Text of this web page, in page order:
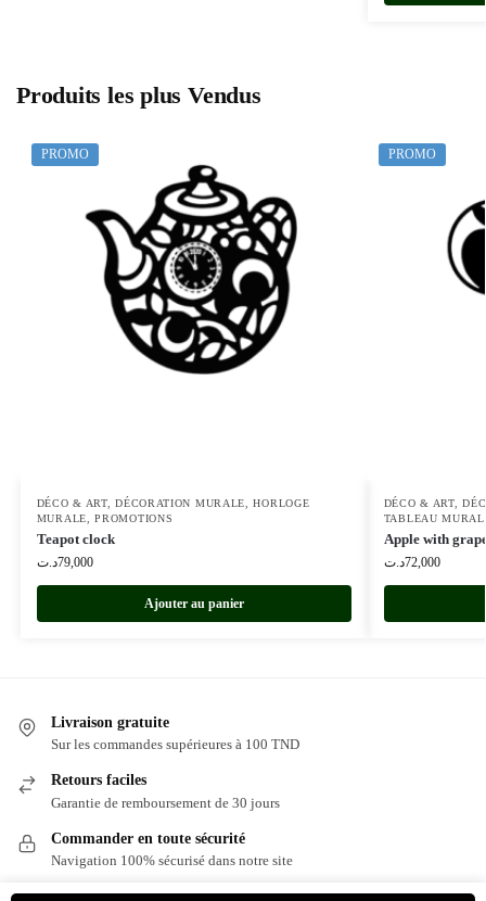
Produits les plus Vendus
PROMO
DÉCO & ART,DÉCORATION MURALE ,HORLOGE
MURALE ,PROMOTIONS
Teapot clock
79,000د.ت
Ajouter au panier
PROMO
DÉCO & ART,
TABLEAU
Apple with
72,000د.ت
Livraison gratuite
Sur les commandes supérieures à 100 TND
Retours faciles
Garantie de remboursement de 30 jours
Commander en toute sécurité
Navigation 100% sécurisé dans notre site
Serice Client : (+216)55134434